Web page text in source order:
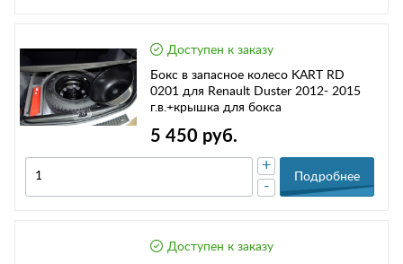
Доступен к заказу
Бокс в запасное колесо KART RD
0201 для Renault Duster 2012- 2015
г.в.+крышка для бокса
5 450 руб.
-
+
Подробнее
Доступен к заказу